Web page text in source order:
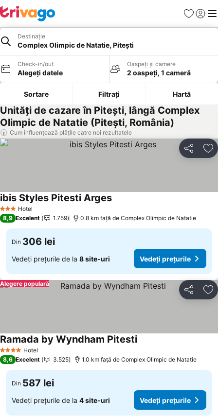
Favorite
Destinație
Complex Olimpic de Natatie, Pitești
Check-in/out
Alegeți datele
Oaspeți și camere
2 oaspeți, 1 cameră
Sortare Filtrați Hartă
Unități de cazare în Pitești, lângă Complex
Olimpic de Natatie (Pitești, România)
Cum influențează plățile către noi rezultatele
Distribuiți
3 SteleHotel
ibis Styles Pitesti Arges
8,9 Excelent 1.759 0.8 km faţă de Complex Olimpic de Natatie
Din 306 lei
Vedeți prețurile de la 8 site-uri Vedeți prețurile
Distribuiți
Alegere populară
4 Stele Hotel
Ramada by Wyndham Pitesti
8,6 Excelent 3.525 1.0 km faţă de Complex Olimpic de Natatie
Din 587 lei
Vedeți prețurile de la 4 site-uri Vedeți prețurile